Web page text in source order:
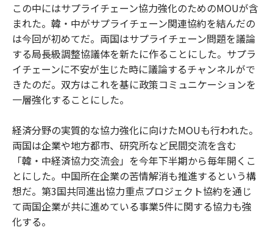
この中にはサプライチェーン協力強化のためのMOUが含
まれた。韓・中がサプライチェーン関連協約を結んだの
は今回が初めてだ。両国はサプライチェーン問題を議論
する局長級調整協議体を新たに作ることにした。サプラ
イチェーンに不安が生じた時に議論するチャンネルがで
きたのだ。双方はこれを基に政策コミュニケーションを
一層強化することにした。
経済分野の実質的な協力強化に向けたMOUも行われた。
両国は企業や地方都市、研究所など民間交流を含む
「韓・中経済協力交流会」を今年下半期から毎年開くこ
とにした。中国所在企業の苦情解消も推進するという構
想だ。第3国共同進出協力重点プロジェクト協約を通じ
て両国企業が共に進めている事業5件に関する協力も強
化する。